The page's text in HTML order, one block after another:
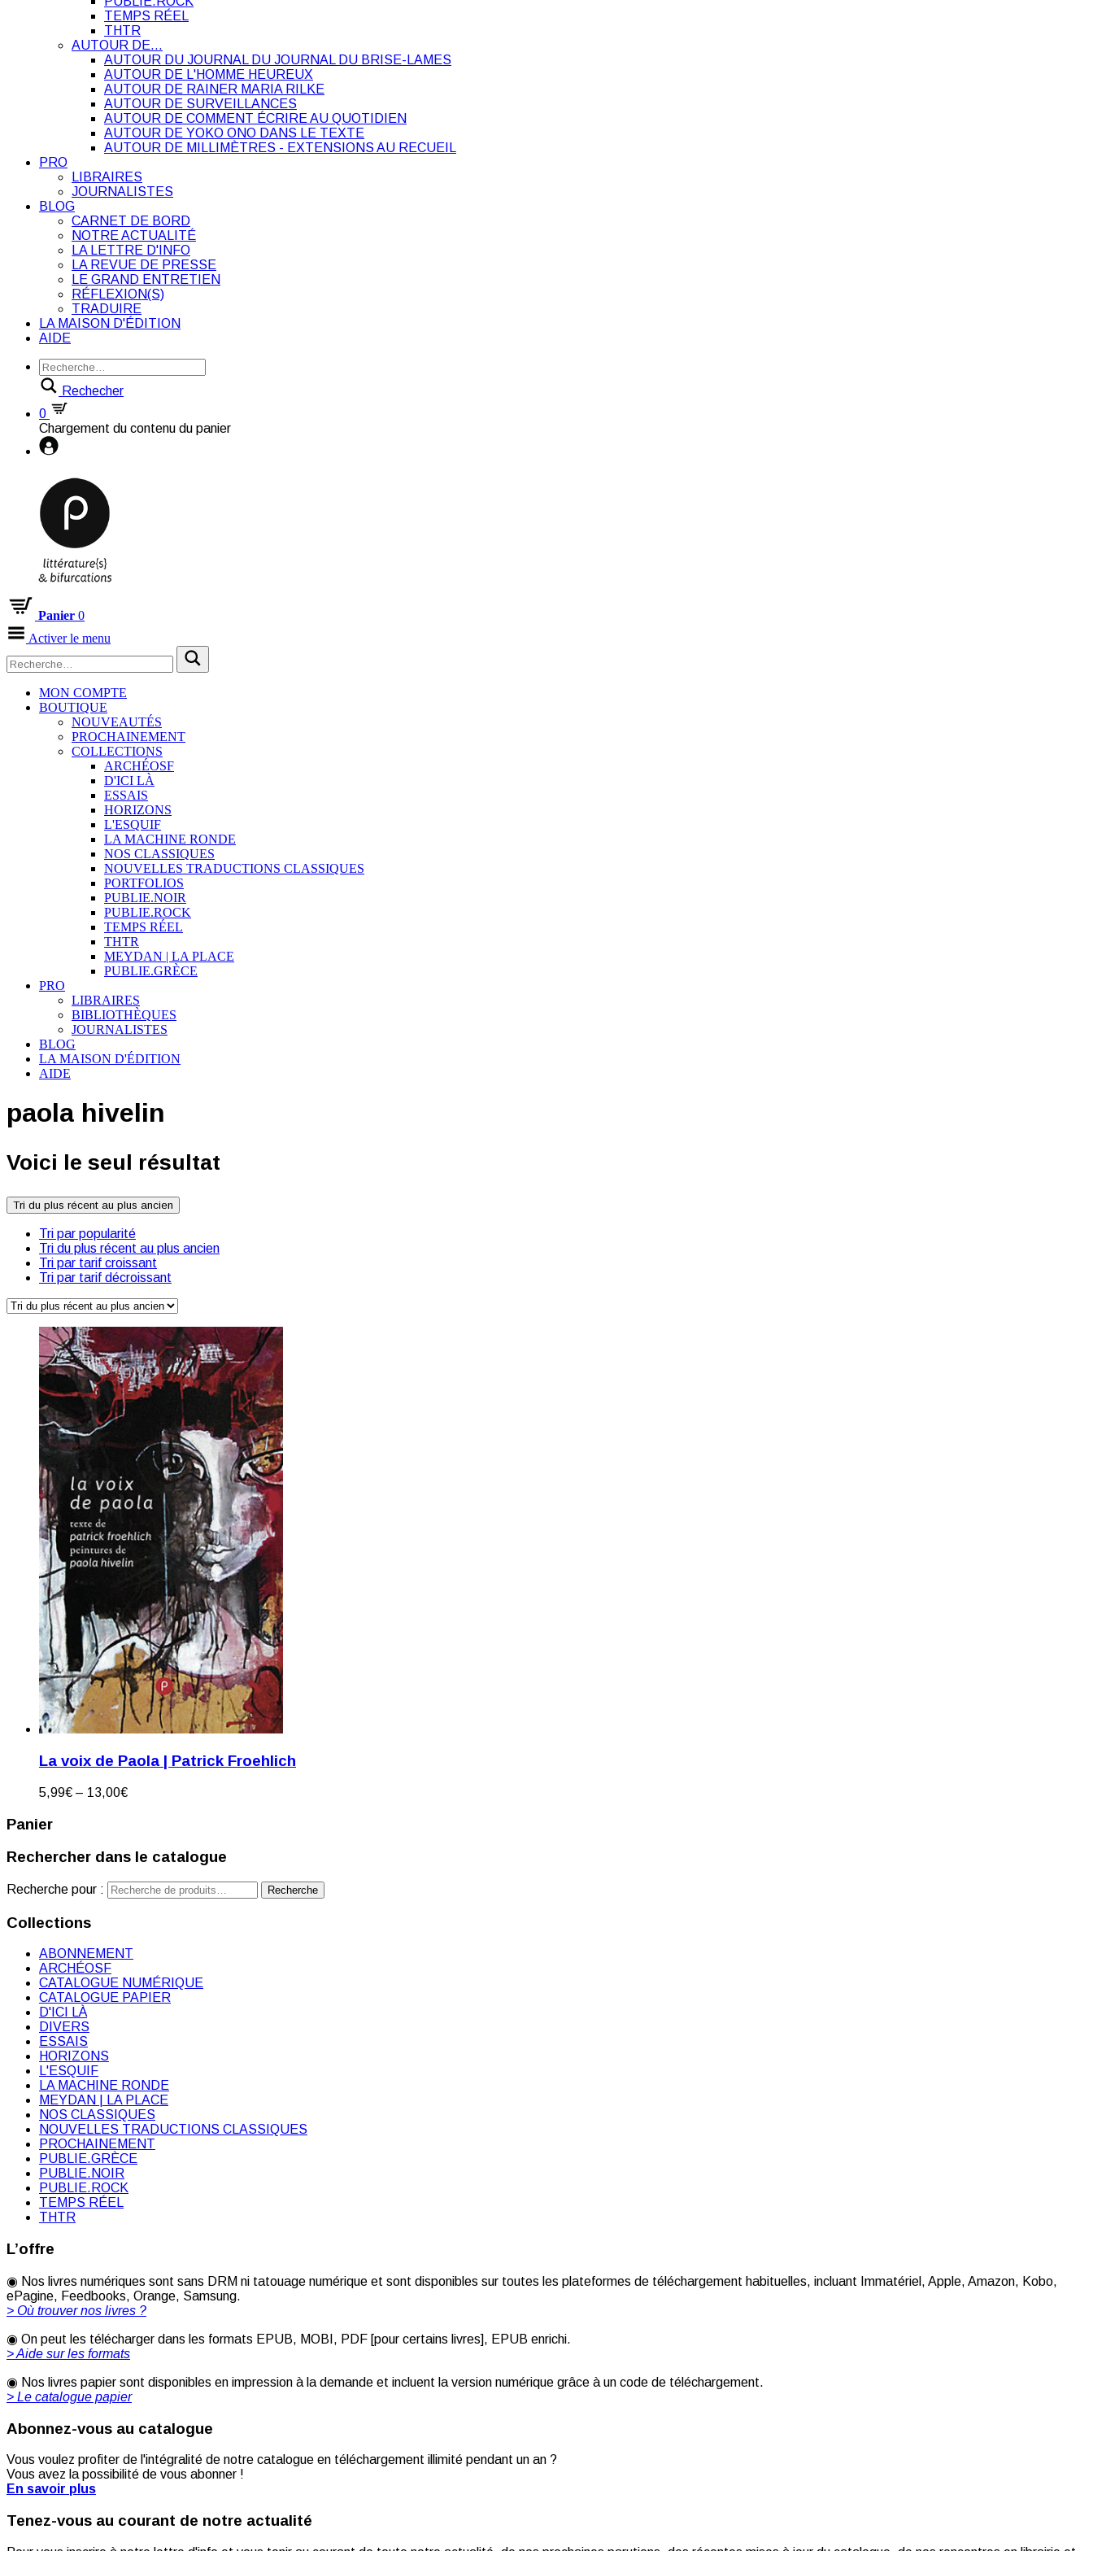
TEMPS RÉEL
THTR
AUTOUR DE…
AUTOUR DU JOURNAL DU JOURNAL DU BRISE-LAMES
AUTOUR DE L'HOMME HEUREUX
AUTOUR DE RAINER MARIA RILKE
AUTOUR DE SURVEILLANCES
AUTOUR DE COMMENT ÉCRIRE AU QUOTIDIEN
AUTOUR DE YOKO ONO DANS LE TEXTE
AUTOUR DE MILLIMÈTRES - EXTENSIONS AU RECUEIL
PRO
LIBRAIRES
JOURNALISTES
BLOG
CARNET DE BORD
NOTRE ACTUALITÉ
LA LETTRE D'INFO
LA REVUE DE PRESSE
LE GRAND ENTRETIEN
RÉFLEXION(S)
TRADUIRE
LA MAISON D'ÉDITION
AIDE
Rechecher
0
Chargement du contenu du panier
Panier 0
Activer le menu
MON COMPTE
BOUTIQUE
NOUVEAUTÉS
PROCHAINEMENT
COLLECTIONS
ARCHÉOSF
D'ICI LÀ
ESSAIS
HORIZONS
L'ESQUIF
LA MACHINE RONDE
NOS CLASSIQUES
NOUVELLES TRADUCTIONS CLASSIQUES
PORTFOLIOS
PUBLIE.NOIR
PUBLIE.ROCK
TEMPS RÉEL
THTR
MEYDAN | LA PLACE
PUBLIE.GRÈCE
PRO
LIBRAIRES
BIBLIOTHÈQUES
JOURNALISTES
BLOG
LA MAISON D'ÉDITION
AIDE
paola hivelin
Voici le seul résultat
Tri du plus récent au plus ancien
Tri par popularité
Tri du plus récent au plus ancien
Tri par tarif croissant
Tri par tarif décroissant
La voix de Paola | Patrick Froehlich
5,99€ – 13,00€
Panier
Rechercher dans le catalogue
Recherche pour : Recherche
Collections
ABONNEMENT
ARCHÉOSF
CATALOGUE NUMÉRIQUE
CATALOGUE PAPIER
D'ICI LÀ
DIVERS
ESSAIS
HORIZONS
L'ESQUIF
LA MACHINE RONDE
MEYDAN | LA PLACE
NOS CLASSIQUES
NOUVELLES TRADUCTIONS CLASSIQUES
PROCHAINEMENT
PUBLIE.GRÈCE
PUBLIE.NOIR
PUBLIE.ROCK
TEMPS RÉEL
THTR
L’offre
◉ Nos livres numériques sont sans DRM ni tatouage numérique et sont disponibles sur toutes les plateformes de téléchargement habituelles, incluant Immatériel, Apple, Amazon, Kobo,
ePagine, Feedbooks, Orange, Samsung.
> Où trouver nos livres ?
◉ On peut les télécharger dans les formats EPUB, MOBI, PDF [pour certains livres], EPUB enrichi.
> Aide sur les formats
◉ Nos livres papier sont disponibles en impression à la demande et incluent la version numérique grâce à un code de téléchargement.
> Le catalogue papier
Abonnez-vous au catalogue
Vous voulez profiter de l'intégralité de notre catalogue en téléchargement illimité pendant un an ?
Vous avez la possibilité de vous abonner !
En savoir plus
Tenez-vous au courant de notre actualité